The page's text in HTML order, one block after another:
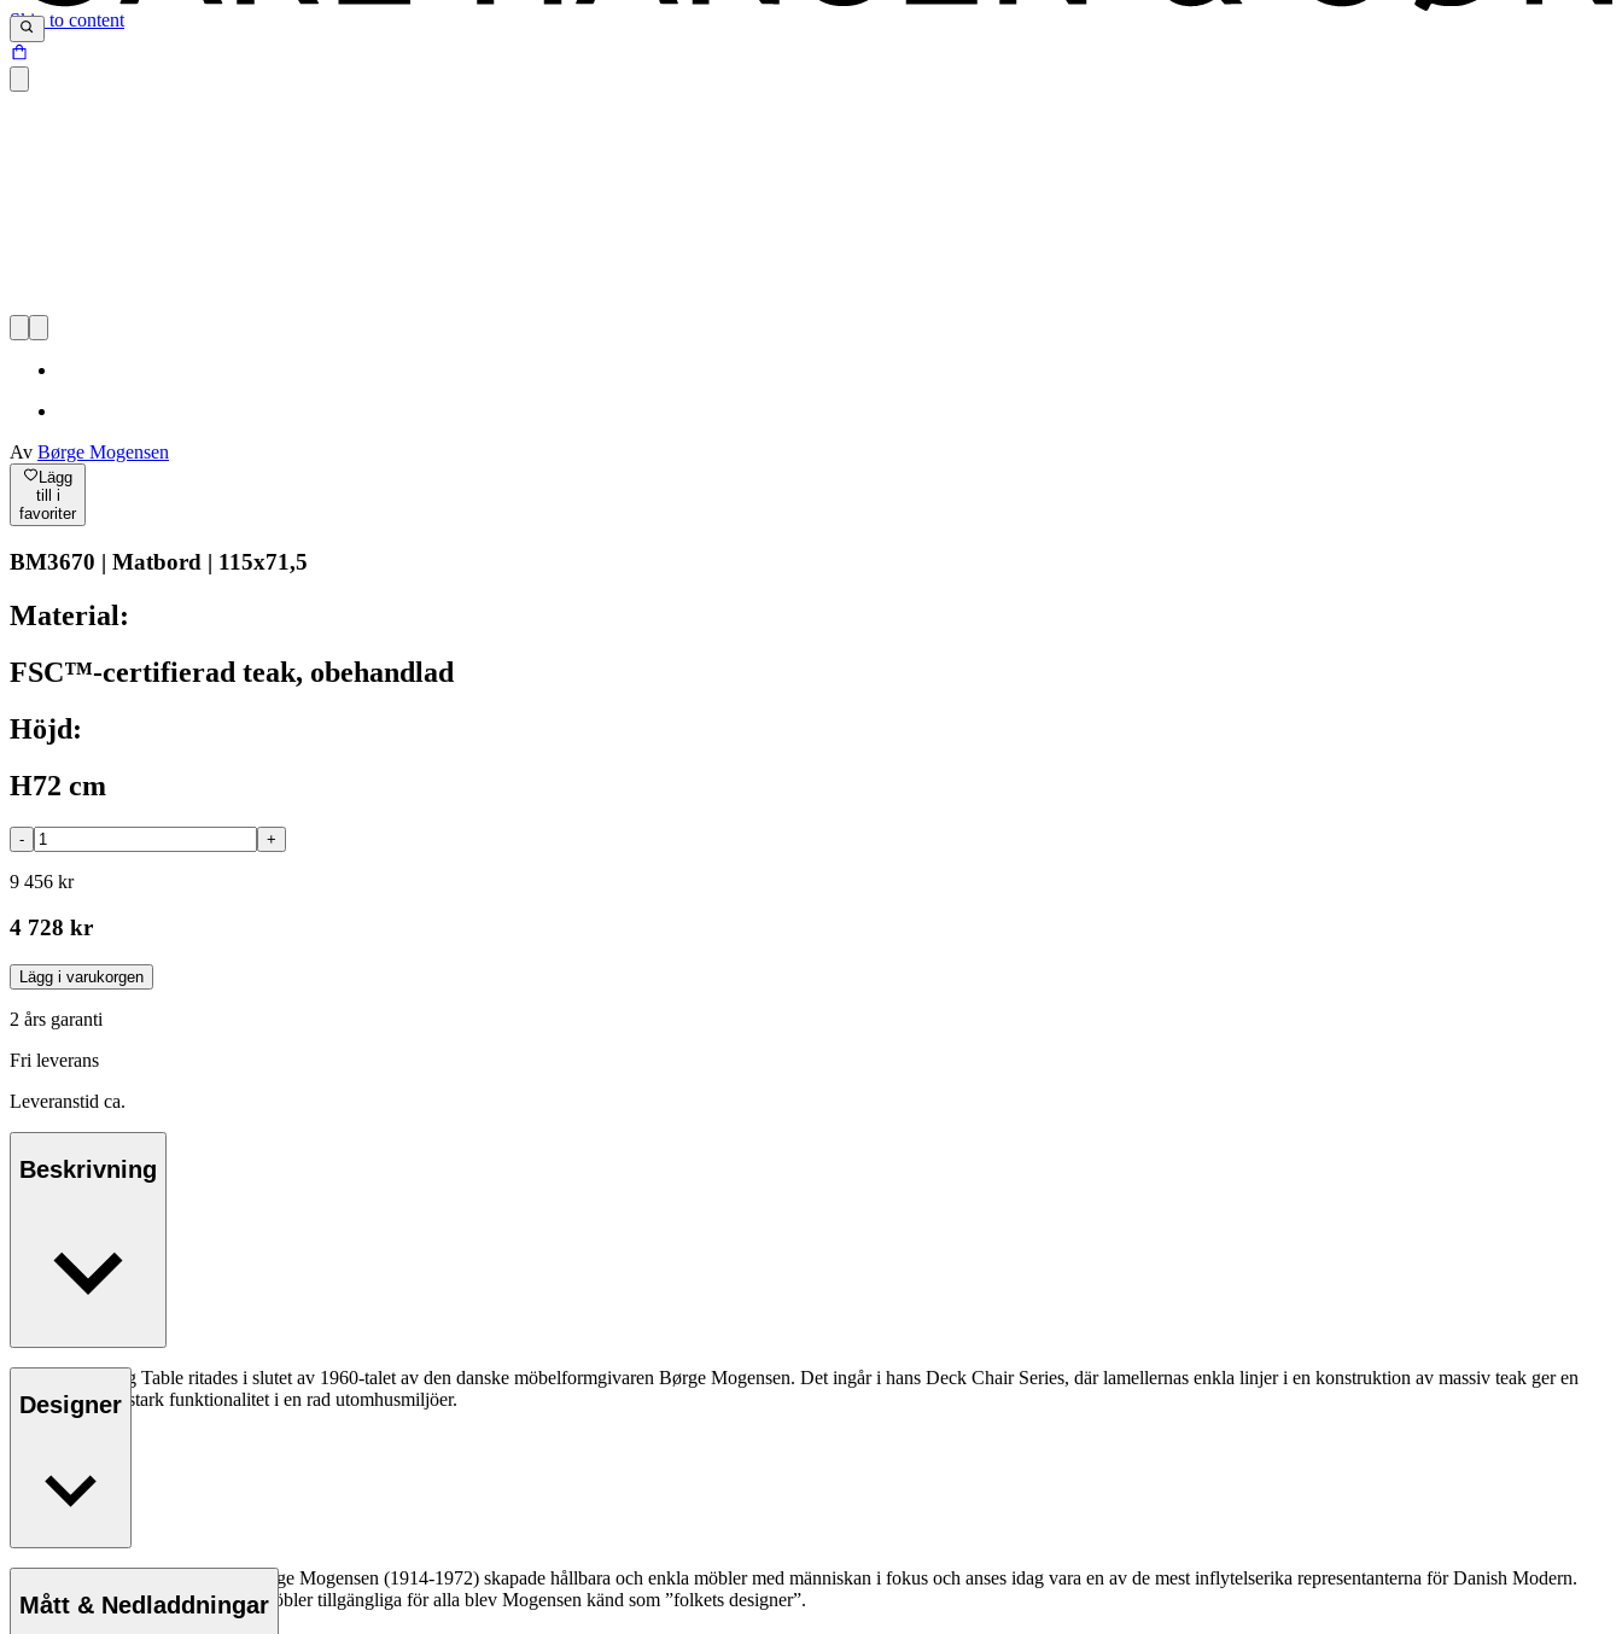
Skip to content
Av Børge Mogensen
Lägg
till i
favoriter
BM3670 | Matbord | 115x71,5
Material:
FSC™-certifierad teak, obehandlad
Höjd:
H72 cm
- +
9 456 kr
4 728 kr
Lägg i varukorgen
2 års garanti
Fri leverans
Leveranstid ca.
Beskrivning
BM3670 Dining Table ritades i slutet av 1960-talet av den danske möbelformgivaren Børge Mogensen. Det ingår i hans Deck Chair Series, där lamellernas enkla linjer i en konstruktion av massiv teak ger en
klassisk och slitstark funktionalitet i en rad utomhusmiljöer.
Designer
Möbelsnickaren och designern Børge Mogensen (1914-1972) skapade hållbara och enkla möbler med människan i fokus och anses idag vara en av de mest inflytelserika representanterna för Danish Modern.
Med en mission att göra kvalitetsmöbler tillgängliga för alla blev Mogensen känd som ”folkets designer”.
Mått & Nedladdningar